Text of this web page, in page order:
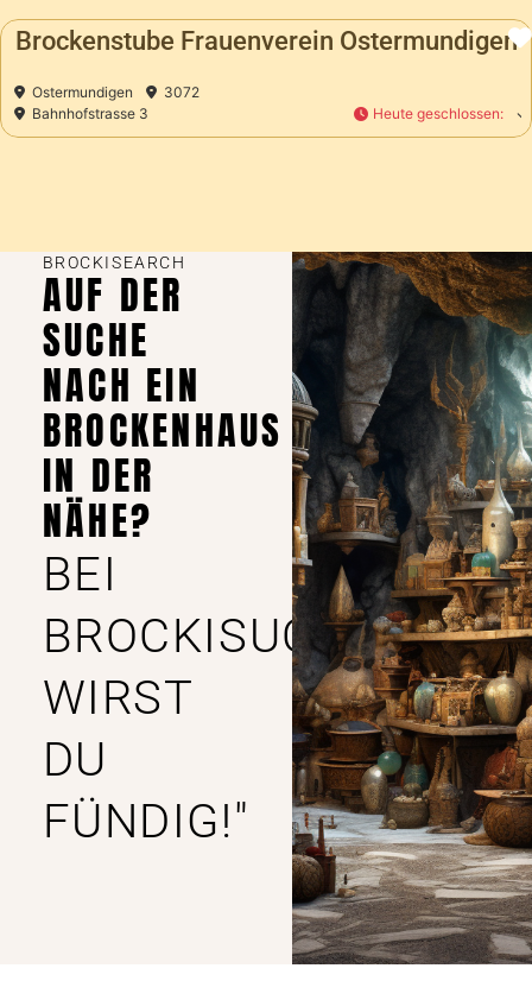
Favorit Bäre Brocki
Ostermundigen
3072
Moosweg 12
Heute geschlossen:
BROCKISEARCH
AUF DER
SUCHE
NACH EIN
BROCKENHAUS
IN DER
NÄHE?
BEI
BROCKISUCHE
WIRST
DU
FÜNDIG!"